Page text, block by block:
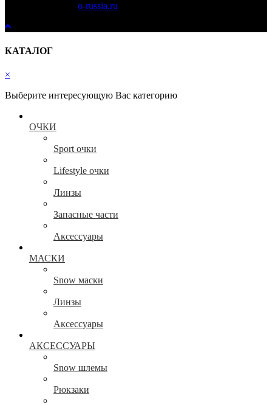
o-russia.ru
КАТАЛОГ
×
Выберите интересующую Вас категорию
ОЧКИ
Sport очки
Lifestyle очки
Линзы
Запасные части
Аксессуары
МАСКИ
Snow маски
Линзы
Аксессуары
АКСЕССУАРЫ
Snow шлемы
Рюкзаки